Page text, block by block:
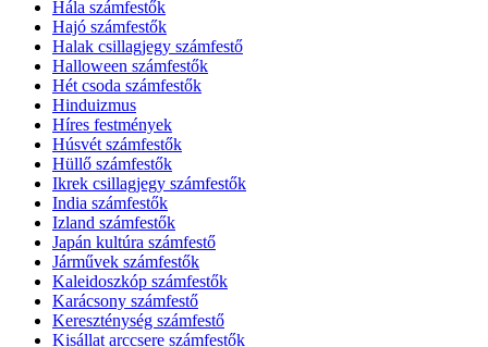
Hála számfestők
Hajó számfestők
Halak csillagjegy számfestő
Halloween számfestők
Hét csoda számfestők
Hinduizmus
Híres festmények
Húsvét számfestők
Hüllő számfestők
Ikrek csillagjegy számfestők
India számfestők
Izland számfestők
Japán kultúra számfestő
Járművek számfestők
Kaleidoszkóp számfestők
Karácsony számfestő
Kereszténység számfestő
Kisállat arccsere számfestők